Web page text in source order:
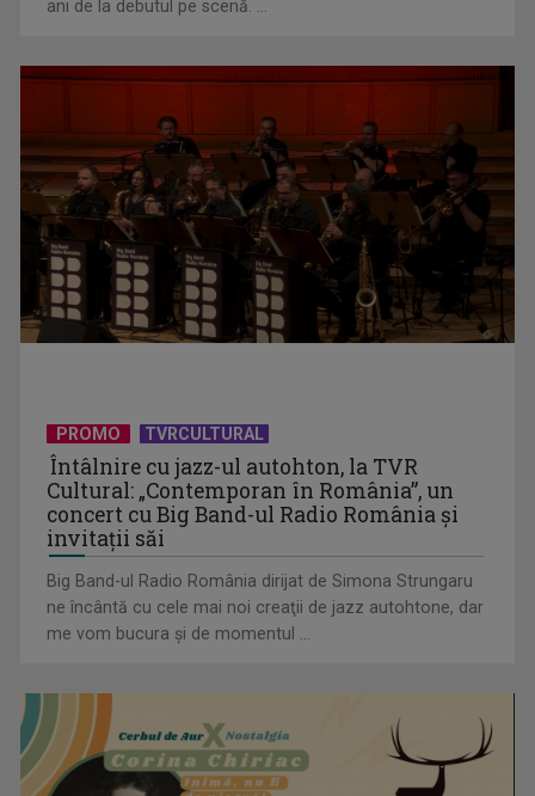
Horaţiu Mălăele ...
„Frații Jderi”, superproducția inspirată din opera lui Mihail
Sadoveanu, la ...
ani de la debutul pe scenă. ...
PROMO TVRCULTURAL
Întâlnire cu jazz-ul autohton, la TVR
Cultural: „Contemporan în România”, un
concert cu Big Band-ul Radio România şi
invitaţii săi
Big Band-ul Radio România dirijat de Simona Strungaru
ne încântă cu cele mai noi creaţii de jazz autohtone, dar
me vom bucura şi de momentul ...